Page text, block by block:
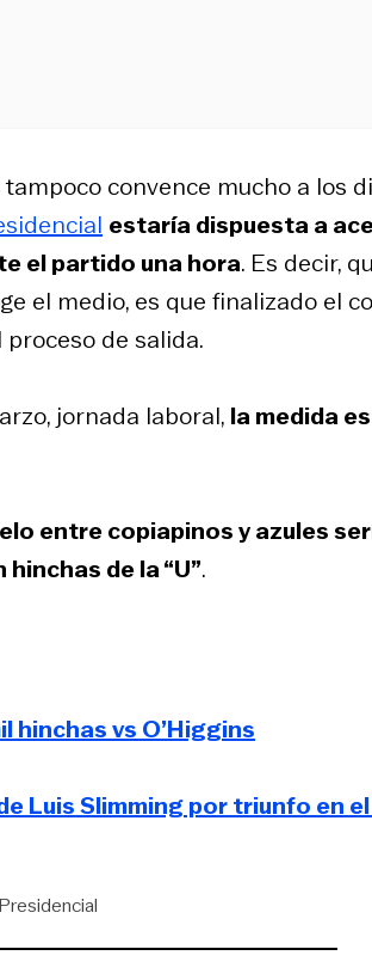
convence mucho a los
estaría dispuesta a
el partido una hora. Es decir,
el medio, es que finalizado el
de salida.
jornada laboral, la medida
entre copiapinos y azules
hinchas de la “U”.
hinchas vs O’Higgins
Luis Slimming por triunfo en